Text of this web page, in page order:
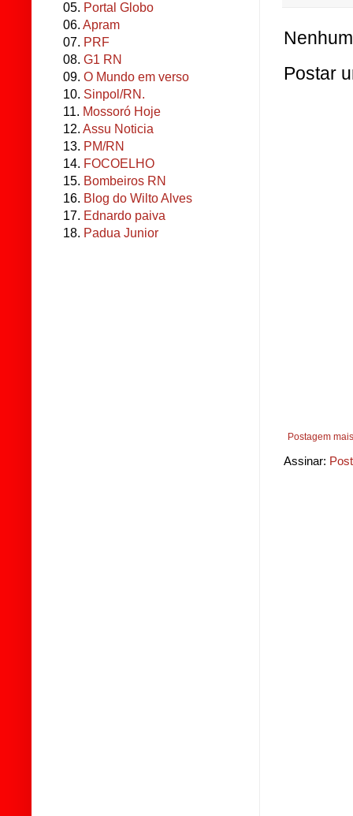
Postar
Postagem
Assinar:
05. Portal Globo
06. Apram
07. PRF
08. G1 RN
09. O Mundo em verso
10. Sinpol/RN.
11. Mossoró Hoje
12. Assu Noticia
13. PM/RN
14. FOCOELHO
15. Bombeiros RN
16. Blog do Wilto Alves
17. Ednardo paiva
18. Padua Junior